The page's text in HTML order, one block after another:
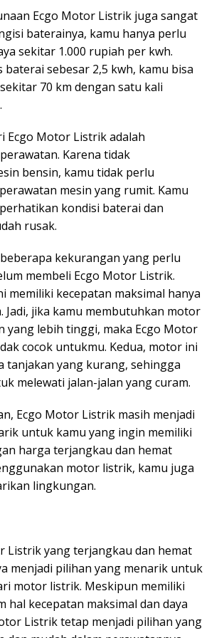
Ecgo Motor Listrik juga sangat
baterainya, kamu hanya perlu
sekitar 1.000 rupiah per kwh.
baterai sebesar 2,5 kwh, kamu bisa
70 km dengan satu kali
Ecgo Motor Listrik adalah
Karena tidak
bensin, kamu tidak perlu
mesin yang rumit. Kamu
kondisi baterai dan
rusak.
kekurangan yang perlu
membeli Ecgo Motor Listrik.
memiliki kecepatan maksimal hanya
Jadi, jika kamu membutuhkan motor
yang lebih tinggi, maka Ecgo Motor
cocok untukmu. Kedua, motor ini
tanjakan yang kurang, sehingga
melewati jalan-jalan yang curam.
Ecgo Motor Listrik masih menjadi
untuk kamu yang ingin memiliki
harga terjangkau dan hemat
motor listrik, kamu juga
lingkungan.
Listrik yang terjangkau dan hemat
menjadi pilihan yang menarik untuk
motor listrik. Meskipun memiliki
hal kecepatan maksimal dan daya
Listrik tetap menjadi pilihan yang